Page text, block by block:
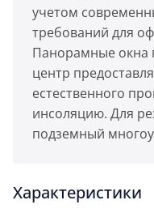
учетом
требований для
Панорамные окна
центр
естественного
инсоляцию. Для
подземный
Характеристики